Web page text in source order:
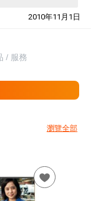
2010年11月1日
/ 服務
瀏覽全部